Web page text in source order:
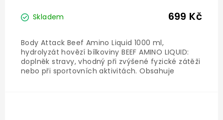
Skladem 699 Kč
Body Attack Beef Amino Liquid 1000 ml,
hydrolyzát hovězí bílkoviny BEEF AMINO LIQUID:
doplněk stravy, vhodný při zvýšené fyzické zátěži
nebo při sportovních aktivitách. Obsahuje